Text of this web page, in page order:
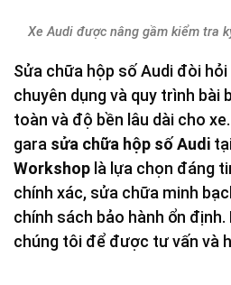
Xe Audi được nâng gầm kiểm tra
Sửa chữa hộp số Audi đòi
chuyên dụng và quy trình bài
toàn và độ bền lâu dài cho
gara sửa chữa hộp số Audi
Workshop là lựa chọn đáng
chính xác, sửa chữa minh
chính sách bảo hành ổn định.
chúng tôi để được tư vấn và